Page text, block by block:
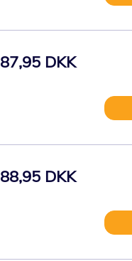
87,95 DKK
88,95 DKK